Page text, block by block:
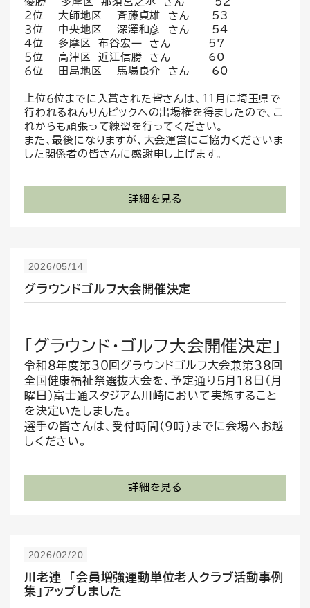
２位 大師地区 斉藤貞雄 さん 53
３位 中央地区 深澤和彦 さん 54
４位 多摩区 布谷宏一 さん 57
５位 高津区 近江信勝 さん 60
６位 田島地区 馬場良介 さん 60
上位６位までに入賞された皆さんは、１１月に埼玉県で
行われるねんりんピックへの出場権を得ましたので、こ
れからも頑張って練習を行ってください。
また、最後になりますが、大会運営にご協力くださいま
した関係者の皆さんに感謝申し上げます。
詳細を見る
2026/05/14
グラウンドゴルフ大会開催決定
「グラウンド・ゴルフ大会開催決定」
令和８年度第３０回グラウンドゴルフ大会兼第３８回
全国健康福祉祭選抜大会を、予定通り５月１８日（月
曜日）富士通スタジアム川崎において実施すること
を決定いたしました。
選手の皆さんは、受付時間（9時）までに会場へお越
しください。
詳細を見る
2026/02/20
川老連 「会員増強運動単位老人クラブ活動事例
集」アップしました